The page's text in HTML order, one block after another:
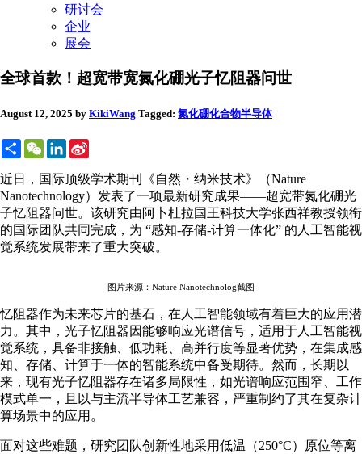
研讨会
企业
展会
全球首款！超宽带宽氮化硼光子忆阻器问世
August 12, 2025 by KikiWang Tagged: 氮化硼化合物半导体
ShareWeChatLinkedIn
近日，国际顶级学术期刊《自然・纳米技术》（Nature
Nanotechnology）发表了一项最新研究成果——超宽带氮化硼光
子忆阻器问世。该研究由阿卜杜拉国王科技大学张西祥教授领衔
的国际团队共同完成，为 “感知-存储-计算一体化” 的人工智能视
觉系统发展带来了重大突破。
图片来源：Nature Nanotechnolog截图
忆阻器作为未来芯片的基石，在人工智能领域有着巨大的应用潜
力。其中，光子忆阻器因能够响应光谱信号，适用于人工智能视
觉系统，具备非接触、低功耗、高并行度等显著优势，在集成感
知、存储、计算于一体的智能系统中备受期待。然而，长期以
来，现有光子忆阻器存在诸多局限性，如光谱响应范围窄、工作
模式单一，且以与主流半导体工艺兼容，严重制约了其在复杂计
算场景中的应用。
面对这些难题，研究团队创新性地采用低温（250°C）原位等离